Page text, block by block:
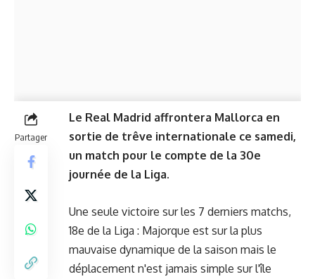
Partager
Le Real Madrid affrontera Mallorca en
sortie de trêve internationale ce samedi,
un match pour le compte de la 30e
journée de la Liga.
Une seule victoire sur les 7 derniers matchs,
18e de la Liga : Majorque est sur la plus
mauvaise dynamique de la saison mais le
déplacement n'est jamais simple sur l'île